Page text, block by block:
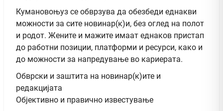
Кумановоњуз се обврзува да обезбеди еднакви
можности за сите новинар(к)и, без оглед на полот
и родот. Жените и мажите имаат еднаков пристап
до работни позиции, платформи и ресурси, како и
до можности за напредување во кариерата.
Обврски и заштита на новинар(к)ите и
редакцијата
Објективно и правично известување